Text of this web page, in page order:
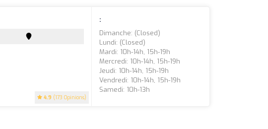
4.9 (173 Opinions)
:
Dimanche: (closed)
Lundi: (closed)
Mardi: 10h-14h, 15h-19h
Mercredi: 10h-14h, 15h-19h
Jeudi: 10h-14h, 15h-19h
Vendredi: 10h-14h, 15h-19h
Samedi: 10h-13h